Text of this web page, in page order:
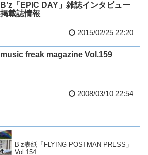
B’z「EPIC DAY」雑誌インタビュー
掲載誌情報
2015/02/25 22:20
music freak magazine Vol.159
2008/03/10 22:54
B’z表紙「FLYING POSTMAN PRESS」
Vol.154